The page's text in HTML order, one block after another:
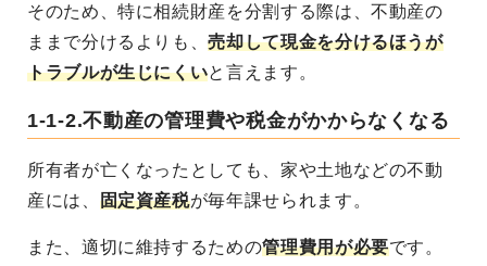
そのため、特に相続財産を分割する際は、不動産の
ままで分けるよりも、売却して現金を分けるほうが
トラブルが生じにくいと言えます。
1-1-2.不動産の管理費や税金がかからなくなる
所有者が亡くなったとしても、 家や土地などの不動
産には、 固定資産税が毎年課せられます 。
また、適切に維持するための管理費用が必要です。